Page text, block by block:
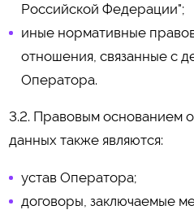
Российской Федерации";
иные нормативные
отношения, связанные с
Оператора.
3.2. Правовым основанием
данных также являются:
устав Оператора;
договоры, заключаемые